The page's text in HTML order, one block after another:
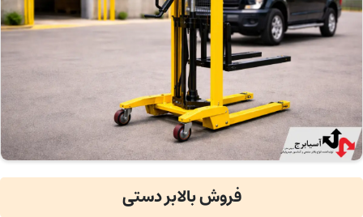
فروش بالابر دستی